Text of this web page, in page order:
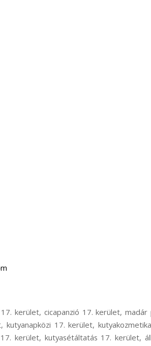
chip olvasás Rákoscsaba, kutyaőrzés Rákoscsaba, kutyafelügyelet Rákoscsaba, kutya fürdetés Rákoscsaba, kutya nyírása Rákoscsaba, állatpanzió XVII. kerület, kutyapanzió XVII. kerület, cicapanzió XVII. kerület, madár panzió XVII. kerület, kisállat panzió XVII. kerület, rágcsáló panzió XVII. kerület, kutyanapközi XVII. kerület, kutyakozmetika XVII. kerület, kutyaiskola XVII. kerület, kutyaovi XVII. kerület, kutyafuttatás XVII. kerület, kutyasétáltatás XVII. kerület, állatorvos XVII. kerület, állatszállítás XVII. kerület, kutyataxi XVII. kerület, bentlakásos kutyakiképzés XVII. kerület, kutyakiképző telep XVII. kerület, kölyök alapozó tanfolyam XVII. kerület, családi kutya tanfolyam XVII. kerület, ingyenes chip olvasás XVII. kerület, kutyaőrzés XVII. kerület, kutyafelügyelet XVII. kerület, kutya fürdetés XVII. kerület, kutya nyírása XVII. kerület, állatpanzió Rákoscsaba-Újtelep, kutyapanzió Rákoscsaba-Újtelep, cicapanzió Rákoscsaba-Újtelep, madár panzió Rákoscsaba-Újtelep, kisállat panzió Rákoscsaba-Újtelep, rágcsáló panzió Rákoscsaba-Újtelep, kutyanapközi Rákoscsaba-Újtelep, kutyakozmetika Rákoscsaba-Újtelep, Kutyaiskola Rákoscsaba-Újtelep, kutyaovi Rákoscsaba-Újtelep, kutyafuttatás Rákoscsaba-Újtelep, kutyasétáltatás Rákoscsaba-Újtelep, állatorvos Rákoscsaba-Újtelep, állatszállítás Rákoscsaba-Újtelep, kutyataxi Rákoscsaba-Újtelep, bentlakásos kutyakiképzés Rákoscsaba-Újtelep, kutyakiképző telep Rákoscsaba-Újtelep, kölyök alapozó tanfolyam Rákoscsaba-Újtelep, családi kutya tanfolyam Rákoscsaba-Újtelep, ingyenes chip olvasás Rákoscsaba-Újtelep, kutyaőrzés Rákoscsaba-Újtelep, kutyafelügyelet Rákoscsaba-Újtelep, kutya fürdetés Rákoscsaba-Újtelep, kutya nyírása Rákoscsaba-Újtelep, hoppers képzés 17. kerület, hoopers oktatás 17. kerület, hoopers tanfolyam 17. kerület, kutya futópados edzés 17. kerület, futópad edzés 17. kerület, kutyás atlétika 17. kerület, kutyás atlétikai edzés 17. kerület, kutyás sport 17. kerület, kutya szocializáció 17. kerület, kutyafuti 17. kerület, kutyaoktatás 17. kerület, nózi munka 17. kerület, szimat suli 17. kerület, nose work 17. kerület, hoppers képzés 16. kerület, hoopers oktatás 16. kerület, hoopers tanfolyam 16. kerület, kutya futópados edzés 16. kerület, futópad edzés 16. kerület, kutyás atlétika 16. kerület, kutyás atlétikai edzés 16. kerület, kutyás sport 16. kerület, kutya szocializáció 16. kerület, kutyafuti 16. kerület, kutyaoktatás 16. kerület, nózi munka 16. kerület, szimat suli 16. kerület, nose work 16. kerület, hoppers képzés Pécel, hoopers oktatás Pécel, hoopers tanfolyam Pécel, kutya futópados edzés Pécel, kutya futópad edzés Pécel, kutyás atlétika Pécel, kutyás atlétikai edzés Pécel, kutyás sport Pécel, kutya szocializáció Pécel, kutyafuti Pécel, kutyaoktatás Pécel, nózi munka Pécel, szimat suli Pécel, nose work Pécel, hoppers képzés Gyömrő, hoopers oktatás Gyömrő, hoopers tanfolyam Gyömrő, kutya futópados edzés Gyömrő, futópad edzés Gyömrő, kutyás atlétika Gyömrő, kutyás atlétikai edzés Gyömrő, kutyás sport Gyömrő, kutya szocializáció Gyömrő, kutyafuti Gyömrő, kutyaoktatás Gyömrő, nózi munka Gyömrő, szimat suli Gyömrő, nose work Gyömrő, hoppers képzés Ecser, hoopers oktatás Ecser, hoopers tanfolyam Ecser, kutya futópados edzés Ecser, kutyás atlétika Ecser, kutyás atlétikai edzés Ecser, kutyás sport Ecser, kutya szocializáció Ecser, kutyafuti Ecser, kutyaoktatás Ecser, nózi munka Ecser, szimat suli Ecser, nose work Ecser, hoppers képzés Maglód, hoopers oktatás Maglód, hoopers tanfolyam Maglód, kutya